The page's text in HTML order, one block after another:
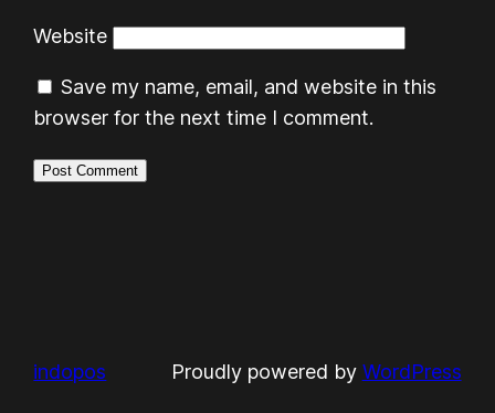
Website
Save my name, email, and website in this
browser for the next time I comment.
indopos Proudly powered by WordPress